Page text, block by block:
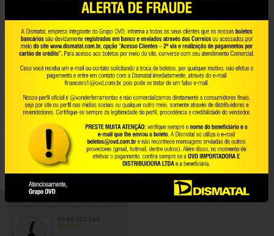
COMPARE
cm, 110 V~/220 V~, preto e cromado,
VPL 10201, VENTISILVA
90.13.010.201
VENTISILVA
COMPARE
127 V~ / 220 V~, 14214, VENTISOL
VENTISOL
COMPARE
Ventilador de parede, oscilante, 60 cm,
80.99.000.543
VENTISOL